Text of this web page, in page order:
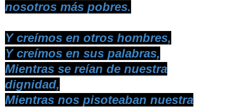
nosotros más pobres.
Y creímos en otros hombres,
Y creímos en sus palabras,
Mientras se reían de nuestra
dignidad,
Mientras nos pisoteaban nuestra